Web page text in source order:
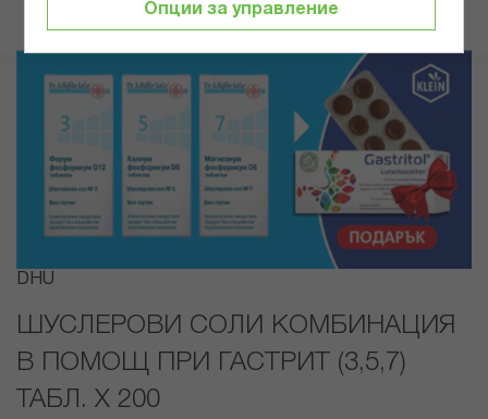
Преминете
началото
галерия
със
снимки
DHU
ШУСЛЕРОВИ СОЛИ КОМБИНАЦИЯ
В ПОМОЩ ПРИ ГАСТРИТ (3,5,7)
ТАБЛ. X 200
Опции за управление